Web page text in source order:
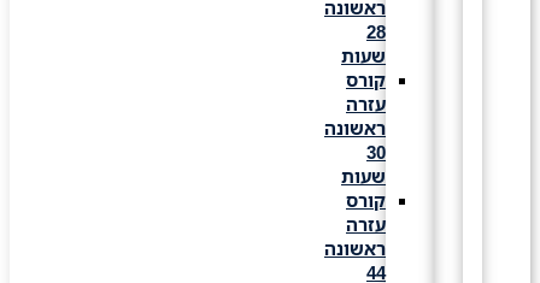
ראשונה
שעות
קורס
עזרה
ראשונה
שעות
קורס
עזרה
ראשונה